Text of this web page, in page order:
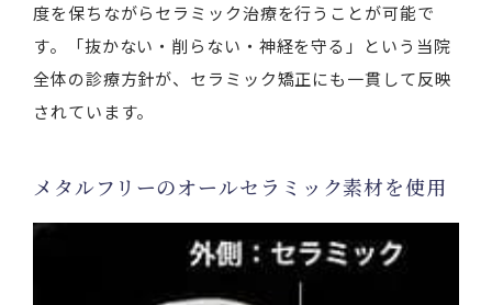
度を保ちながらセラミック治療を行うことが可能で
す。「抜かない・削らない・神経を守る」という当院
全体の診療方針が、セラミック矯正にも一貫して反映
されています。
メタルフリーのオールセラミック素材を使用